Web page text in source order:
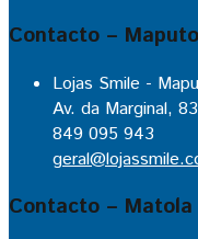
Contacto – Maputo
Lojas Smile -
Av. da Marginal,
849 095 943
Contacto – Matola